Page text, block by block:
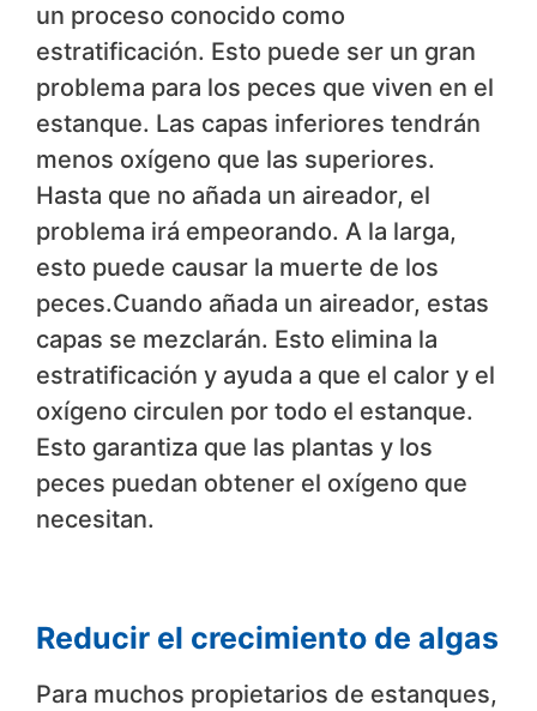
un proceso conocido como
estratificación. Esto puede ser un gran
problema para los peces que viven en el
estanque. Las capas inferiores tendrán
menos oxígeno que las superiores.
Hasta que no añada un aireador, el
problema irá empeorando. A la larga,
esto puede causar la muerte de los
peces.Cuando añada un aireador, estas
capas se mezclarán. Esto elimina la
estratificación y ayuda a que el calor y el
oxígeno circulen por todo el estanque.
Esto garantiza que las plantas y los
peces puedan obtener el oxígeno que
necesitan.
Reducir el crecimiento de algas
Para muchos propietarios de estanques,